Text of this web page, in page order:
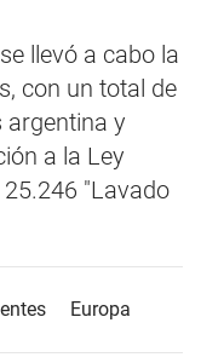
llevó a cabo la
con un total de
argentina y
a la Ley
"Lavado
Europa